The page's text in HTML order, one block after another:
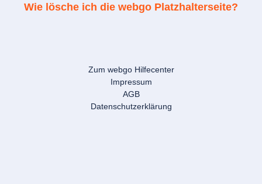
Wie lösche ich die webgo Platzhalterseite?
Zum webgo Hilfecenter
Impressum
AGB
Datenschutzerklärung